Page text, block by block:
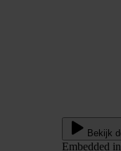
Bekijk
Embedded